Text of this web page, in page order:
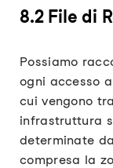
8.2 File di
Possiamo
ogni accesso
cui vengono
infrastruttura
determinate
compresa la